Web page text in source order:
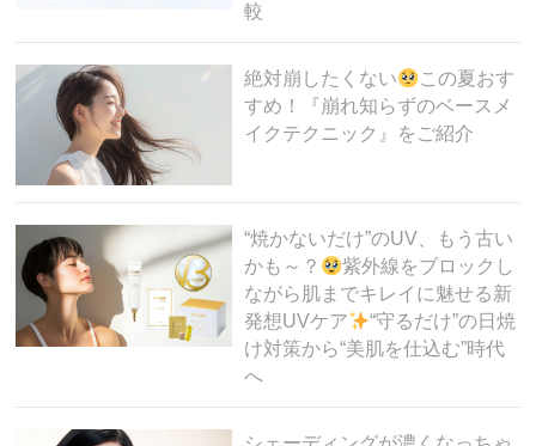
較
絶対崩したくない
この夏おす
すめ！『崩れ知らずのベースメ
イクテクニック』をご紹介
“焼かないだけ”のUV、もう古い
かも～？
紫外線をブロックし
ながら肌までキレイに魅せる新
発想UVケア
“守るだけ”の日焼
け対策から“美肌を仕込む”時代
へ